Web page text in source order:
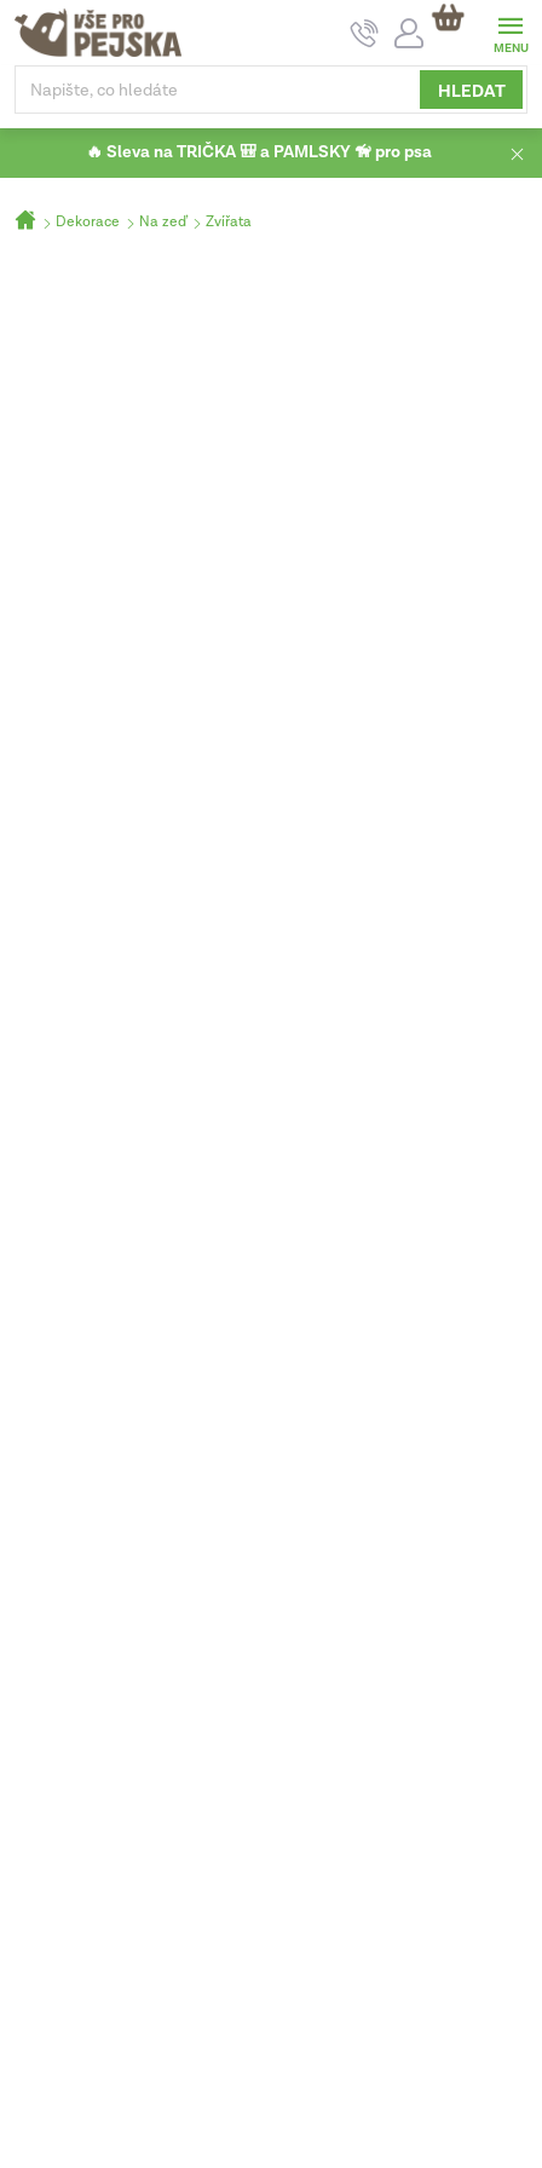
Přejít
obsah
HLEDAT
NÁKUPNÍ
KOŠÍK
🔥 Sleva na TRIČKA 🎒 a PAMLSKY 🦮 pro psa
DomůDekorace Na zeď Zvířata